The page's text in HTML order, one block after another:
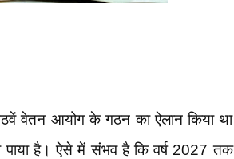
वेतन आयोग के गठन का ऐलान किया था
है। ऐसे में संभव है कि वर्ष 2027 तक